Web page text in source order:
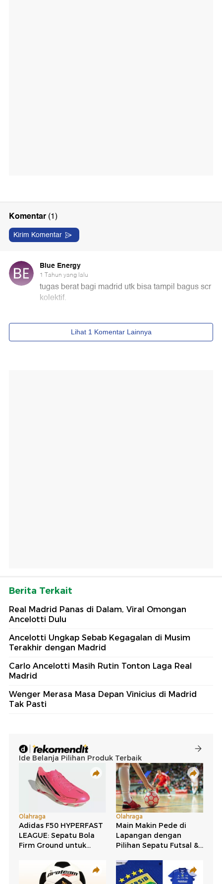
Berita Terkait
Real Madrid Panas di Dalam, Viral Omongan
Ancelotti Dulu
Ancelotti Ungkap Sebab Kegagalan di Musim
Terakhir dengan Madrid
Carlo Ancelotti Masih Rutin Tonton Laga Real
Madrid
Wenger Merasa Masa Depan Vinicius di Madrid
Tak Pasti